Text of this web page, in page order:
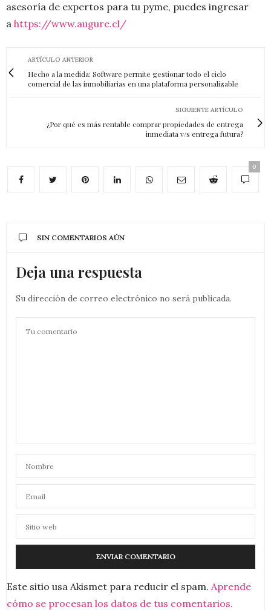
asesoría de expertos para tu pyme, puedes ingresar
a https://www.augure.cl/
ARTÍCULO ANTERIOR
Hecho a la medida: Software permite gestionar todo el ciclo
comercial de las inmobiliarias en una plataforma personalizable
SIGUIENTE ARTÍCULO
¿Por qué es más rentable comprar propiedades de entrega
inmediata v/s entrega futura?
0
SIN COMENTARIOS AÚN
Deja una respuesta
Su dirección de correo electrónico no será publicada.
Este sitio usa Akismet para reducir el spam. Aprende
cómo se procesan los datos de tus comentarios.